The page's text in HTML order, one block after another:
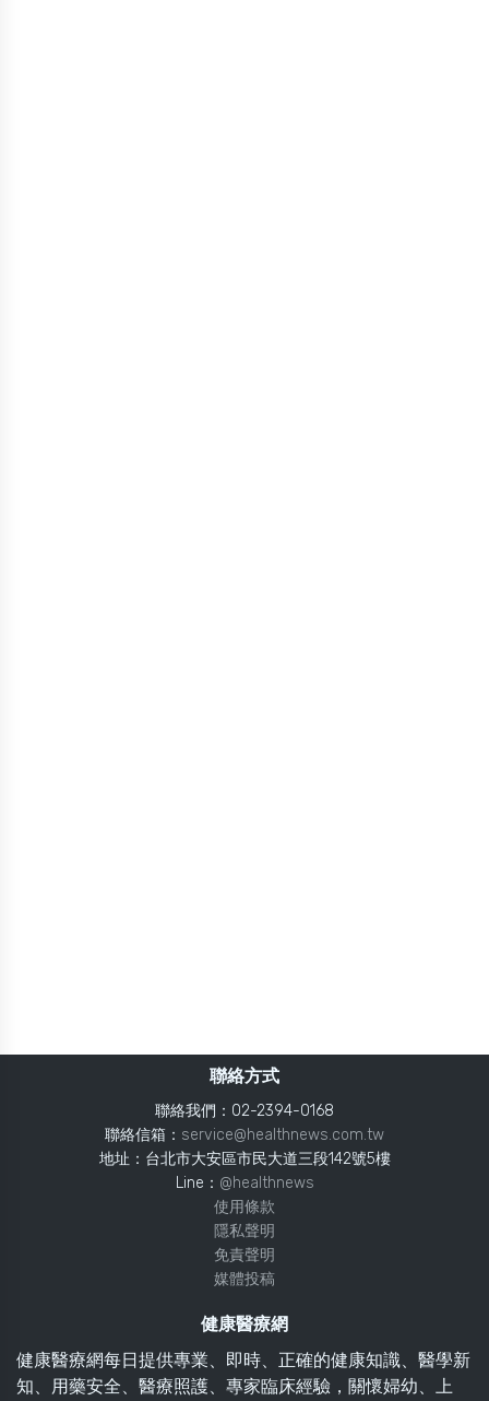
聯絡方式
聯絡我們：02-2394-0168
聯絡信箱： service@healthnews.com.tw
地址：台北市大安區市民大道三段142號5樓
Line： @healthnews
使用條款
隱私聲明
免責聲明
媒體投稿
健康醫療網
健康醫療網每日提供專業、即時、正確的健康知識、醫學新
知、用藥安全、醫療照護、專家臨床經驗，關懷婦幼、上